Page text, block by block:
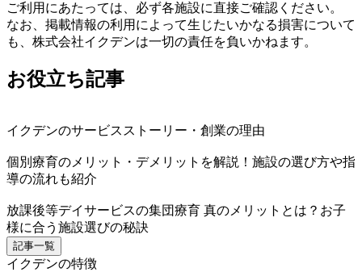
ご利用にあたっては、必ず各施設に直接ご確認ください。
なお、掲載情報の利用によって生じたいかなる損害について
も、株式会社イクデンは一切の責任を負いかねます。
お役立ち記事
イクデンのサービスストーリー・創業の理由
個別療育のメリット・デメリットを解説！施設の選び方や指
導の流れも紹介
放課後等デイサービスの集団療育 真のメリットとは？お子
様に合う施設選びの秘訣
記事一覧
イクデンの特徴